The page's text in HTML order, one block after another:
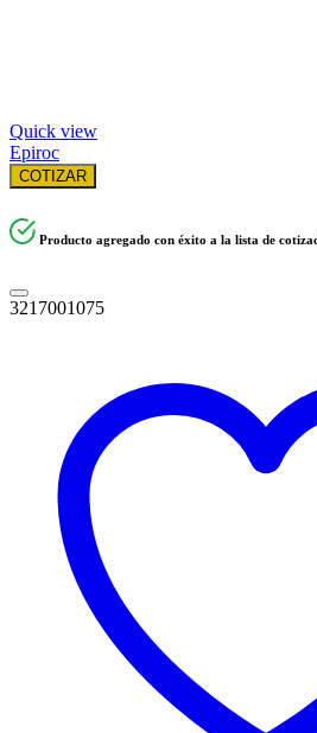
Quick view
Epiroc
COTIZAR
Producto agregado con éxito a la lista de
3217001075